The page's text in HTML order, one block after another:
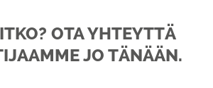
OTA YHTEYTTÄ
JO TÄNÄÄN.